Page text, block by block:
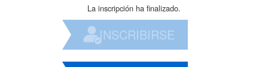
La inscripción ha finalizado.
INSCRIBIRSE